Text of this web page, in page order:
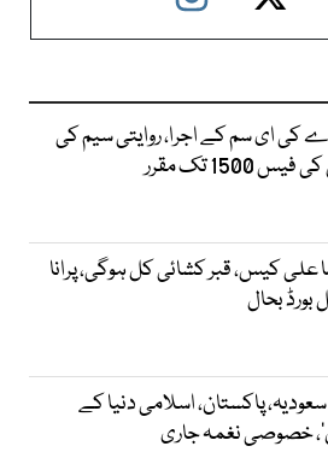
کی ای سم کے اجرا، روایتی سیم کی
1500 تک مقرر
علی کیس، قبر کشائی کل ہوگی، پرانا
بحال
سعودیہ، پاکستان، اسلامی دنیا کے
خصوصی نغمہ جاری